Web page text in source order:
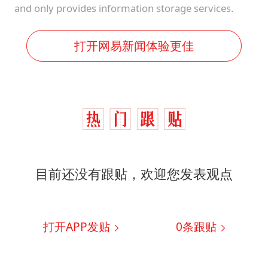
and only provides information storage services.
打开网易新闻体验更佳
目前还没有跟贴，欢迎您发表观点
打开APP发贴 0条跟贴